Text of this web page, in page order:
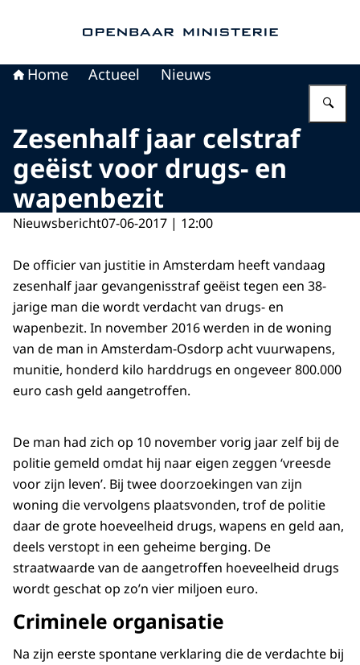
Home Actueel Nieuws
Zesenhalf jaar celstraf
geëist voor drugs- en
wapenbezit
Nieuwsbericht07-06-2017 | 12:00
De officier van justitie in Amsterdam heeft vandaag
zesenhalf jaar gevangenisstraf geëist tegen een 38-
jarige man die wordt verdacht van drugs- en
wapenbezit. In november 2016 werden in de woning
van de man in Amsterdam-Osdorp acht vuurwapens,
munitie, honderd kilo harddrugs en ongeveer 800.000
euro cash geld aangetroffen.
De man had zich op 10 november vorig jaar zelf bij de
politie gemeld omdat hij naar eigen zeggen ‘vreesde
voor zijn leven’. Bij twee doorzoekingen van zijn
woning die vervolgens plaatsvonden, trof de politie
daar de grote hoeveelheid drugs, wapens en geld aan,
deels verstopt in een geheime berging. De
straatwaarde van de aangetroffen hoeveelheid drugs
wordt geschat op zo’n vier miljoen euro.
Criminele organisatie
Na zijn eerste spontane verklaring die de verdachte bij